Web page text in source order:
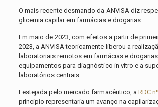
O mais recente desmando da ANVISA diz
glicemia capilar em farmácias e drogarias.
Em maio de 2023, com efeitos a partir de
2023, a ANVISA teoricamente liberou a
laboratoriais remotos em farmácias e
equipamentos para diagnóstico in vitro e a
laboratórios centrais.
Festejada pelo mercado farmacêutico, a RDC
princípio representaria um avanço na